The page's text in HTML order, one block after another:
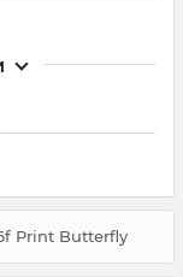
Print Butterfly